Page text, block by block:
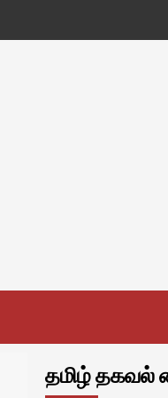
தமிழ் தகவல்